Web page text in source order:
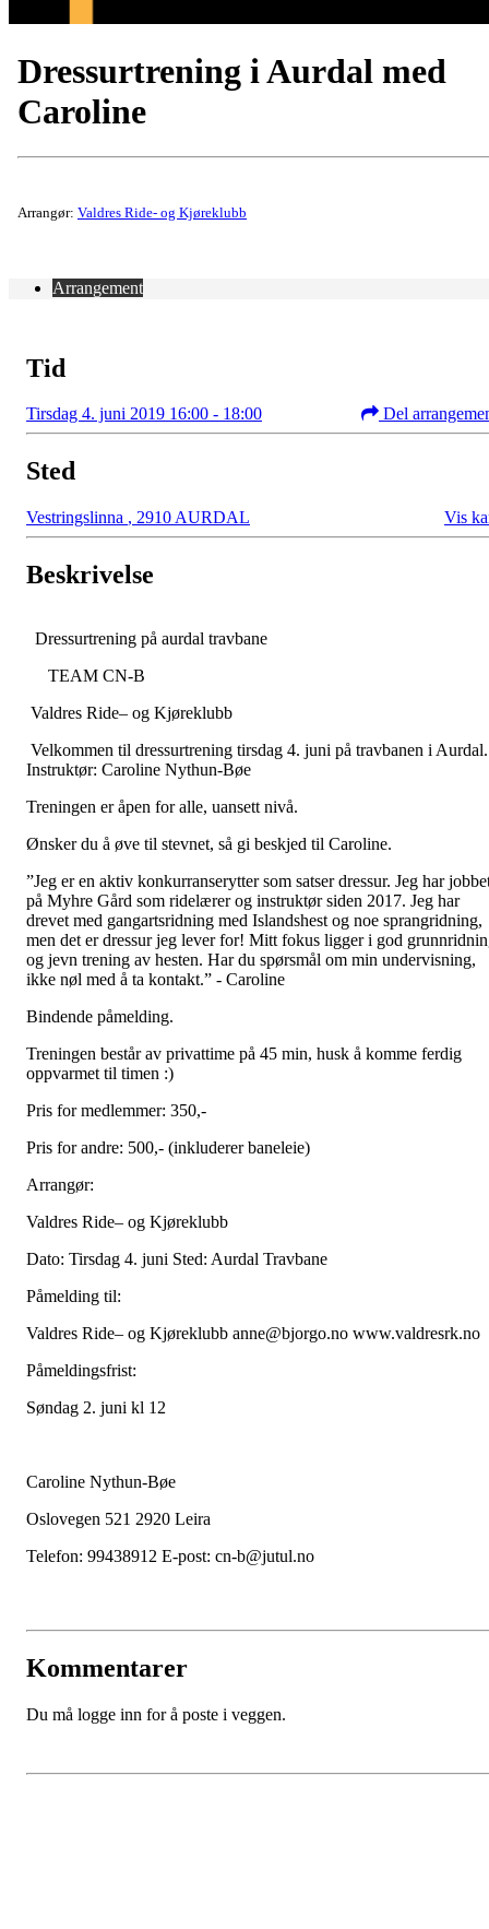
Dressurtrening i Aurdal med
Caroline
Arrangør: Valdres Ride- og Kjøreklubb
Arrangement
Tid
Tirsdag 4. juni 2019 16:00 - 18:00 Del
Sted
Vestringslinna , 2910 AURDAL Vis
Beskrivelse
Dressurtrening på aurdal travbane
TEAM CN-B
Valdres Ride– og Kjøreklubb
Velkommen til dressurtrening tirsdag 4. juni på travbanen i Aurdal.
Instruktør: Caroline Nythun-Bøe
Treningen er åpen for alle, uansett nivå.
Ønsker du å øve til stevnet, så gi beskjed til Caroline.
”Jeg er en aktiv konkurranserytter som satser dressur. Jeg har
på Myhre Gård som ridelærer og instruktør siden 2017. Jeg har
drevet med gangartsridning med Islandshest og noe sprangridning,
men det er dressur jeg lever for! Mitt fokus ligger i god
og jevn trening av hesten. Har du spørsmål om min undervisning,
ikke nøl med å ta kontakt.” - Caroline
Bindende påmelding.
Treningen består av privattime på 45 min, husk å komme ferdig
oppvarmet til timen :)
Pris for medlemmer: 350,-
Pris for andre: 500,- (inkluderer baneleie)
Arrangør:
Valdres Ride– og Kjøreklubb
Dato: Tirsdag 4. juni Sted: Aurdal Travbane
Påmelding til:
Valdres Ride– og Kjøreklubb anne@bjorgo.no www.valdresrk.no
Påmeldingsfrist:
Søndag 2. juni kl 12
Caroline Nythun-Bøe
Oslovegen 521 2920 Leira
Telefon: 99438912 E-post: cn-b@jutul.no
Kommentarer
Du må logge inn for å poste i veggen.